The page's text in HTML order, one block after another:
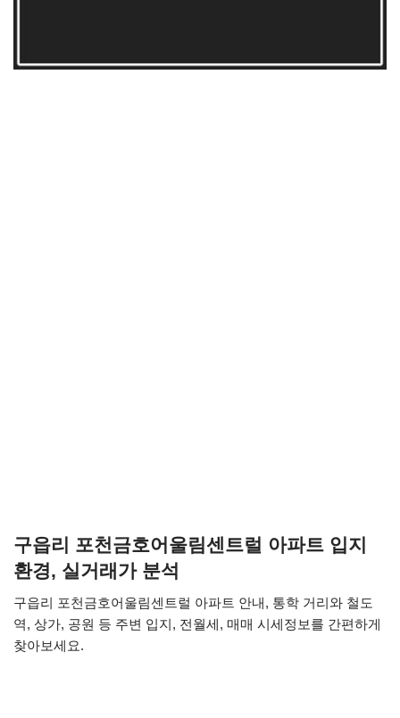
구읍리 포천금호어울림센트럴 아파트 입지
환경, 실거래가 분석
구읍리 포천금호어울림센트럴 아파트 안내, 통학 거리와 철도
역, 상가, 공원 등 주변 입지, 전월세, 매매 시세정보를 간편하게
찾아보세요.